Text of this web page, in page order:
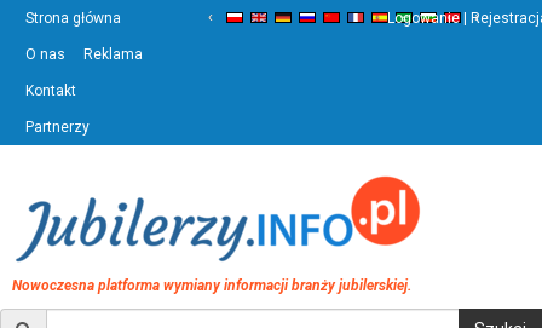
Strona główna
O nas Reklama
Kontakt
Partnerzy
‹ ›
Logowanie |
Nowoczesna platforma wymiany informacji branży jubilerskiej.